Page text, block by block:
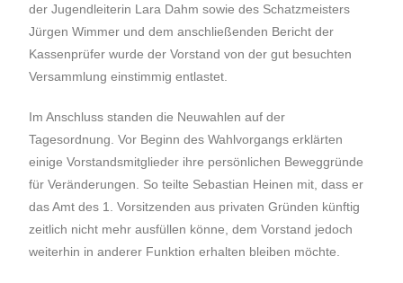
der Jugendleiterin Lara Dahm sowie des Schatzmeisters
Jürgen Wimmer und dem anschließenden Bericht der
Kassenprüfer wurde der Vorstand von der gut besuchten
Versammlung einstimmig entlastet.
Im Anschluss standen die Neuwahlen auf der
Tagesordnung. Vor Beginn des Wahlvorgangs erklärten
einige Vorstandsmitglieder ihre persönlichen Beweggründe
für Veränderungen. So teilte Sebastian Heinen mit, dass er
das Amt des 1. Vorsitzenden aus privaten Gründen künftig
zeitlich nicht mehr ausfüllen könne, dem Vorstand jedoch
weiterhin in anderer Funktion erhalten bleiben möchte.